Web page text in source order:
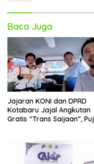
Baca Juga
Jajaran KONI dan DPRD
Kotabaru Jajal Angkutan
Gratis “Trans Saijaan”,